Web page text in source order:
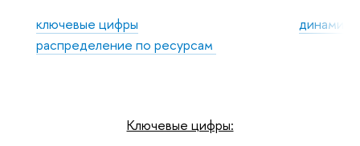
ключевые цифры
распределение по ресурсам
Ключевые цифры: